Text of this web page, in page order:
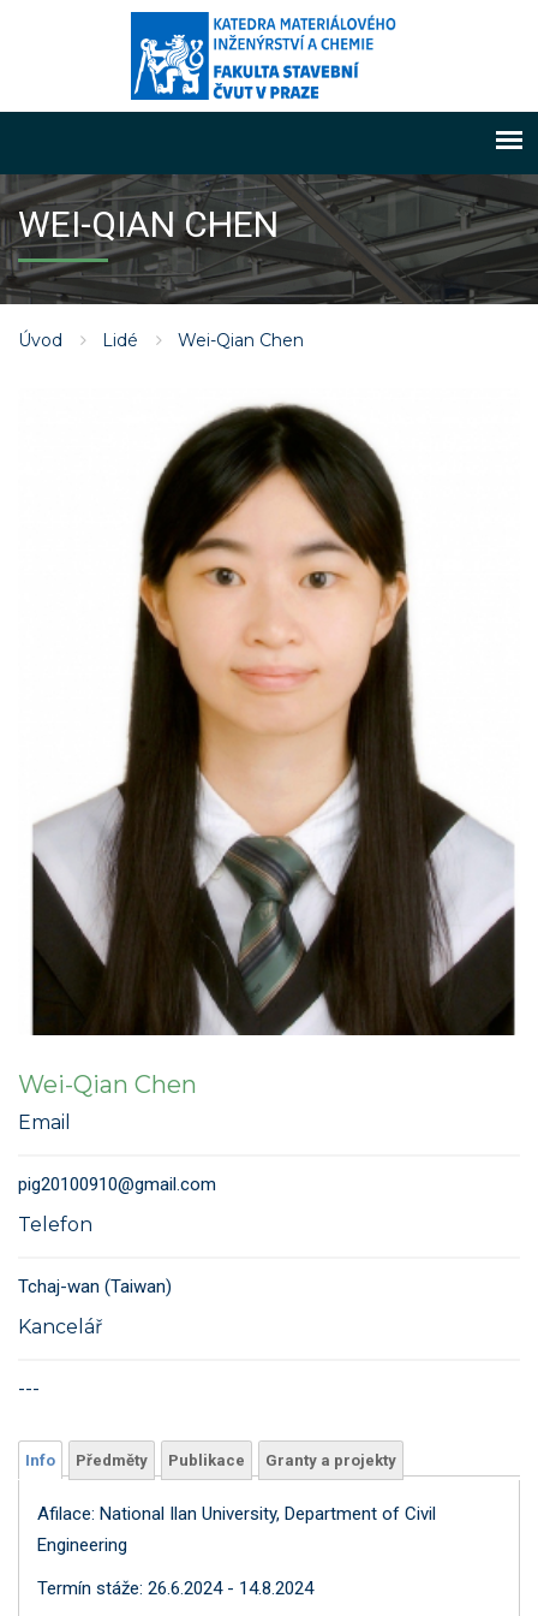
WEI-QIAN CHEN
Úvod Lidé Wei-Qian Chen
Wei-Qian Chen
Email
pig20100910@gmail.com
Telefon
Tchaj-wan (Taiwan)
Kancelář
---
Info Předměty Publikace Granty a projekty
Afilace: National Ilan University, Department of Civil
Engineering
Termín stáže: 26.6.2024 - 14.8.2024